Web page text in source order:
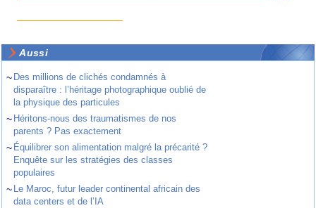
Aussi
~ Des millions de clichés condamnés à
disparaître : l’héritage photographique oublié de
la physique des particules
~ Héritons-nous des traumatismes de nos
parents ? Pas exactement
~ Équilibrer son alimentation malgré la précarité ?
Enquête sur les stratégies des classes
populaires
~ Le Maroc, futur leader continental africain des
data centers et de l’IA